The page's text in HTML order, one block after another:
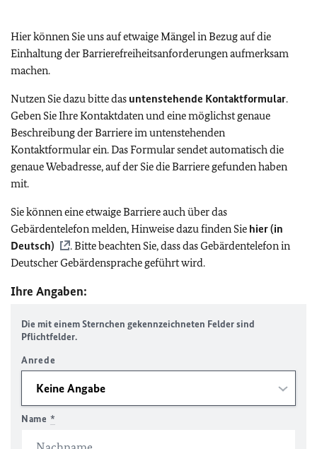
Hier können Sie uns auf etwaige Mängel in Bezug auf die
Einhaltung der Barrierefreiheitsanforderungen aufmerksam
machen.
Nutzen Sie dazu bitte das untenstehende Kontaktformular.
Geben Sie Ihre Kontaktdaten und eine möglichst genaue
Beschreibung der Barriere im untenstehenden
Kontaktformular ein. Das Formular sendet automatisch die
genaue Webadresse, auf der Sie die Barriere gefunden haben
mit.
Sie können eine etwaige Barriere auch über das
Gebärdentelefon melden, Hinweise dazu finden Sie hier (in
Deutsch)
. Bitte beachten Sie, dass das Gebärdentelefon in
Deutscher Gebärdensprache geführt wird.
Ihre Angaben:
Die mit einem Sternchen gekennzeichneten Felder sind
Pflichtfelder.
Anrede
Name *